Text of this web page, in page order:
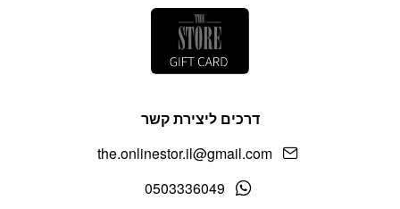
דרכים ליצירת קשר
the.onlinestor.il@gmail.com
0503336049